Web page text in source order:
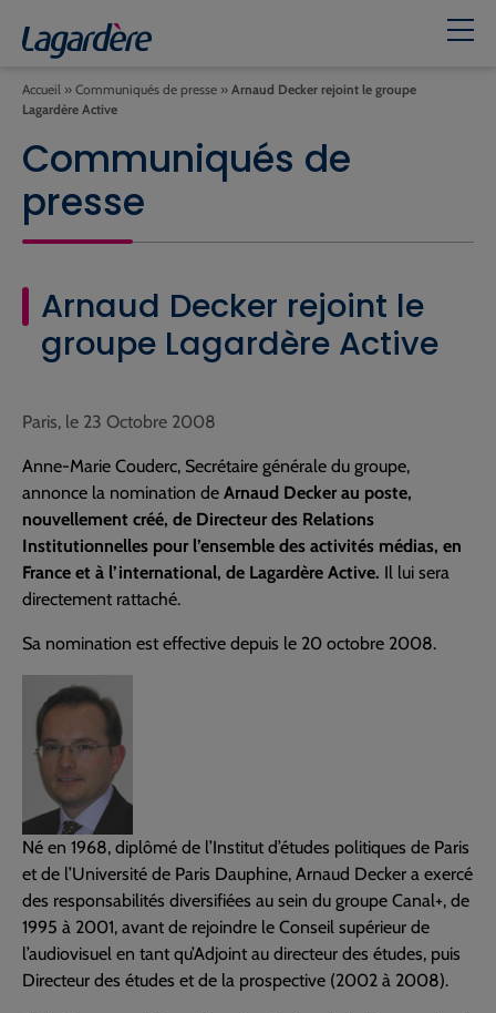
Accueil » Communiqués de presse » Arnaud Decker rejoint le groupe
Lagardère Active
Communiqués de
presse
Arnaud Decker rejoint le
groupe Lagardère Active
Paris, le 23 Octobre 2008
Anne-Marie Couderc, Secrétaire générale du groupe,
annonce la nomination de Arnaud Decker au poste,
nouvellement créé, de Directeur des Relations
Institutionnelles pour l’ensemble des activités médias, en
France et à l’international, de Lagardère Active. Il lui sera
directement rattaché.
Sa nomination est effective depuis le 20 octobre 2008.
Né en 1968, diplômé de l’Institut d’études politiques de Paris
et de l’Université de Paris Dauphine, Arnaud Decker a exercé
des responsabilités diversifiées au sein du groupe Canal+, de
1995 à 2001, avant de rejoindre le Conseil supérieur de
l’audiovisuel en tant qu’Adjoint au directeur des études, puis
Directeur des études et de la prospective (2002 à 2008).